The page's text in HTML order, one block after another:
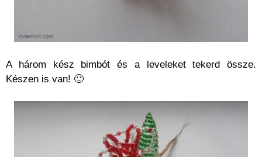
A három kész bimbót és a leveleket tekerd össze.
Készen is van! 🙂